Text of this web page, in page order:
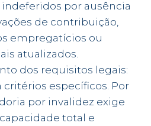
por ausência
de contribuição,
empregatícios ou
atualizados.
dos requisitos legais:
específicos. Por
por invalidez exige
total e